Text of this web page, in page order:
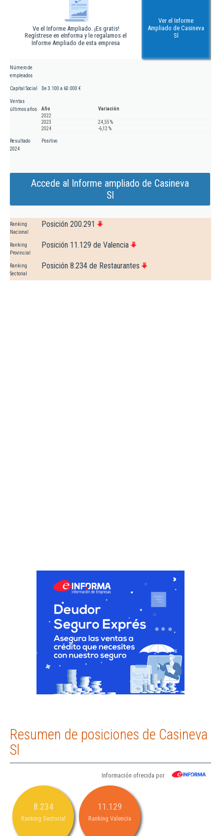
Ve el Informe Ampliado. ¡Es gratis!
Regístrese en eInforma y le regalamos el
Informe Ampliado de esta empresa
Ver el Informe
Ampliado de Casineva
Sl
Número de
empleados
Capital Social De 3.100 a 60.000 €
Ventas
últimos años
Año
Variación
2022
2023
24,55 %
2024
-6,12 %
Resultado
2024
Positivo
Accede al Informe ampliado de Casineva
Sl
Ranking
Nacional
Posición 200.291
Ranking
Provincial
Posición 11.129 de Valencia
Ranking
Sectorial
Posición 8.234 de Restaurantes
Resumen de posiciones de Casineva
Sl
Información ofrecida por
8.234
Ranking Sectorial
11.129
Ranking Valencia